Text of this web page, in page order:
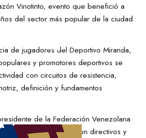
Vinotinto, evento que benefició a
del sector más popular de la ciudad
de jugadores del Deportivo Miranda,
y promotores deportivos se
con circuitos de resistencia,
definición y fundamentos
de la Federación Venezolana
Infante, en conjunto con directivos y